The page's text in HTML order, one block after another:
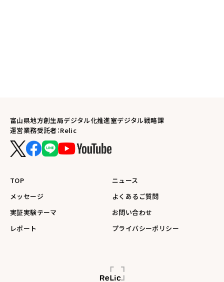
富山県地方創生局デジタル化推進室デジタル戦略課
運営業務受託者：Relic
TOP
メッセージ
実証実験テーマ
レポート
ニュース
よくあるご質問
お問い合わせ
プライバシーポリシー